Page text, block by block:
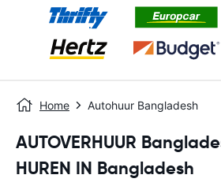
Home Autohuur Bangladesh
AUTOVERHUUR
HUREN IN Bangladesh